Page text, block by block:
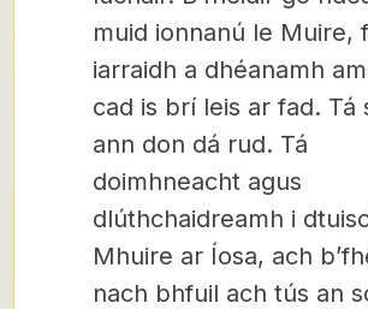
muid ionnanú le Muire,
iarraidh a dhéanamh
cad is brí leis ar fad. Tá
ann don dá rud. Tá
doimhneacht agus
dlúthchaidreamh i
Mhuire ar Íosa, ach
nach bhfuil ach tús an